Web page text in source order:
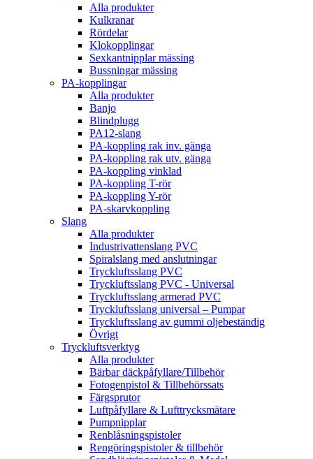
Alla produkter
Kulkranar
Rördelar
Klokopplingar
Sexkantnipplar mässing
Bussningar mässing
PA-kopplingar
Alla produkter
Banjo
Blindplugg
PA12-slang
PA-koppling rak inv. gänga
PA-koppling rak utv. gänga
PA-koppling vinklad
PA-koppling T-rör
PA-koppling Y-rör
PA-skarvkoppling
Slang
Alla produkter
Industrivattenslang PVC
Spiralslang med anslutningar
Tryckluftsslang PVC
Tryckluftsslang PVC - Universal
Tryckluftsslang armerad PVC
Tryckluftsslang universal – Pumpar
Tryckluftsslang av gummi oljebeständig
Övrigt
Tryckluftsverktyg
Alla produkter
Bärbar däckpåfyllare/Tillbehör
Fotogenpistol & Tillbehörssats
Färgsprutor
Luftpåfyllare & Lufttrycksmätare
Pumpnipplar
Renblåsningspistoler
Rengöringspistoler & tillbehör